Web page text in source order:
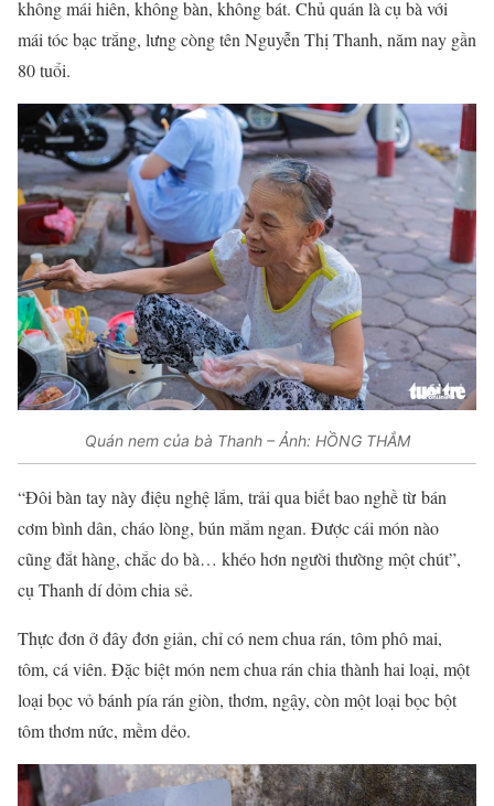
không mái hiên, không bàn, không bát. Chủ quán là cụ bà với
mái tóc bạc trắng, lưng còng tên Nguyễn Thị Thanh, năm nay gần
80 tuổi.
Quán nem của bà Thanh – Ảnh: HỒNG THẮM
“Đôi bàn tay này điệu nghệ lắm, trải qua biết bao nghề từ bán
cơm bình dân, cháo lòng, bún mắm ngan. Được cái món nào
cũng đắt hàng, chắc do bà… khéo hơn người thường một chút”,
cụ Thanh dí dỏm chia sẻ.
Thực đơn ở đây đơn giản, chỉ có nem chua rán, tôm phô mai,
tôm, cá viên. Đặc biệt món nem chua rán chia thành hai loại, một
loại bọc vỏ bánh pía rán giòn, thơm, ngậy, còn một loại bọc bột
tôm thơm nức, mềm dẻo.